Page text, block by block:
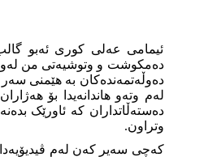
ئیمامی عه‌لی کوری ئه‌بو
ده‌مکوشت و وتوشیه‌تی من
ده‌وڵه‌تمه‌نده‌کان به‌ هێمنی
له‌م وته‌و هاندانه‌یدا بۆ
وتراون.
که‌چی سه‌یر که‌ن له‌م ڤیدیۆیه‌دا